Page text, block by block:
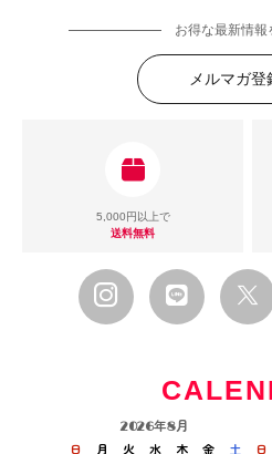
お得な最新情報
メルマガ登
5,000円以上で
送料無料
2026年8月
日 月 火 水 木 金
土
日